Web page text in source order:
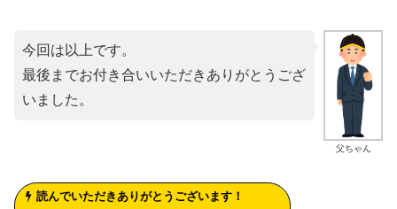
父ちゃん
今回は以上です。
最後までお付き合いいただきありがとうござ
いました。
読んでいただきありがとうございます！